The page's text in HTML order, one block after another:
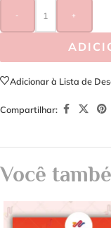
- +
Adicionar à Lista de
Compartilhar:
Você